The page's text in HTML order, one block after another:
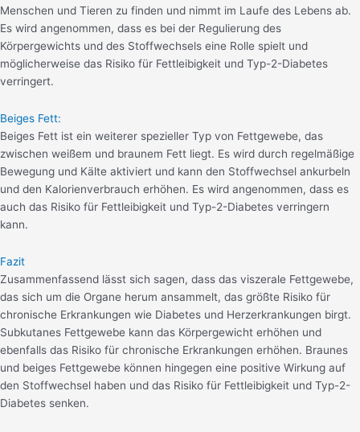
Menschen und Tieren zu finden und nimmt im Laufe des Lebens ab.
Es wird angenommen, dass es bei der Regulierung des
Körpergewichts und des Stoffwechsels eine Rolle spielt und
möglicherweise das Risiko für Fettleibigkeit und Typ-2-Diabetes
verringert.
Beiges Fett:
Beiges Fett ist ein weiterer spezieller Typ von Fettgewebe, das
zwischen weißem und braunem Fett liegt. Es wird durch regelmäßige
Bewegung und Kälte aktiviert und kann den Stoffwechsel ankurbeln
und den Kalorienverbrauch erhöhen. Es wird angenommen, dass es
auch das Risiko für Fettleibigkeit und Typ-2-Diabetes verringern
kann.
Fazit
Zusammenfassend lässt sich sagen, dass das viszerale Fettgewebe,
das sich um die Organe herum ansammelt, das größte Risiko für
chronische Erkrankungen wie Diabetes und Herzerkrankungen birgt.
Subkutanes Fettgewebe kann das Körpergewicht erhöhen und
ebenfalls das Risiko für chronische Erkrankungen erhöhen. Braunes
und beiges Fettgewebe können hingegen eine positive Wirkung auf
den Stoffwechsel haben und das Risiko für Fettleibigkeit und Typ-2-
Diabetes senken.